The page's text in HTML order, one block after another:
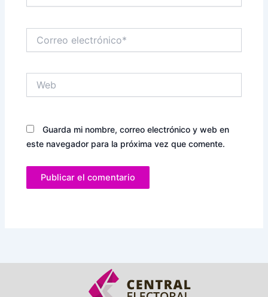
electrónico*
Guarda mi nombre, correo electrónico y web en
este navegador para la próxima vez que comente.